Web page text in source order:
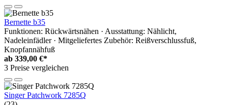
Bernette b35
Funktionen: Rückwärtsnähen · Ausstattung: Nählicht,
Nadeleinfädler · Mitgeliefertes Zubehör: Reißverschlussfuß,
Knopfannähfuß
ab 339,00 €*
3 Preise vergleichen
Singer Patchwork 7285Q